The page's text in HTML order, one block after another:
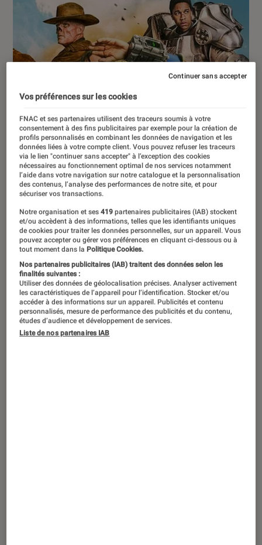
Vous avez aimé la sérieFallout? Vous
allez adorer ces 3 jeux
ACTU
Jeux vidéo • 16 avr. 2024
Vos préférences sur les cookies
FNAC et ses partenaires utilisent des traceurs soumis à votre
consentement à des fins publicitaires par exemple pour la création de
profils personnalisés en combinant les données de navigation et les
données liées à votre compte client. Vous pouvez refuser les traceurs
via le lien "continuer sans accepter" à l’exception des cookies
nécessaires au fonctionnement optimal de nos services notamment
l’aide dans votre navigation sur notre catalogue et la personnalisation
des contenus, l’analyse des performances de notre site, et pour
sécuriser vos transactions.
Notre organisation et ses419 partenaires publicitaires (IAB) stockent
et/ou accèdent à des informations, telles que les identifiants uniques
de cookies pour traiter les données personnelles, sur un appareil. Vous
pouvez accepter ou gérer vos préférences en cliquant ci-dessous ou à
tout moment dans la Politique Cookies.
Nos partenaires publicitaires (IAB) traitent des données selon les
finalités suivantes :
Utiliser des données de géolocalisation précises. Analyser activement
les caractéristiques de l’appareil pour l’identification. Stocker et/ou
accéder à des informations sur un appareil. Publicités et contenu
personnalisés, mesure de performance des publicités et du contenu,
études d’audience et développement de services.
Liste de nos partenaires IAB
Continuer sans accepter